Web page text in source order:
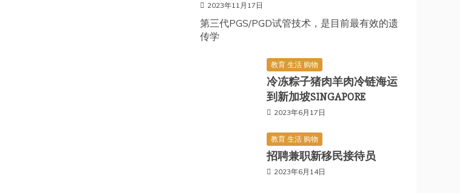
2023年11月17日
第三代PGS/PGD试管技术，是目前最有效的遗
传学
教育 生活 购物
冷冻粽子猪肉羊肉冷链海运
到新加坡SINGAPORE
2023年6月17日
教育 生活 购物
招聘兼职新移民接待员
2023年6月14日